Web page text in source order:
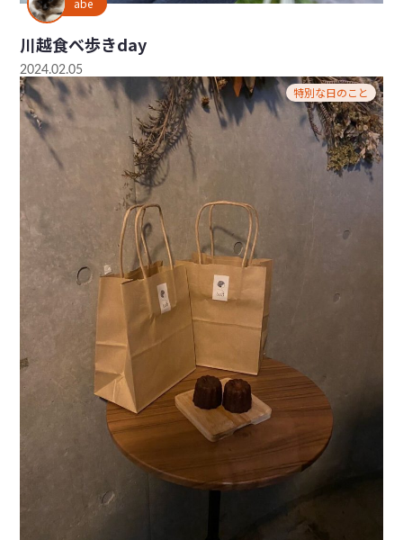
abe
川越食べ歩きday
2024.02.05
特別な日のこと